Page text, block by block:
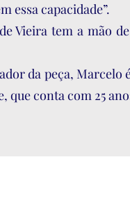
essa capacidade”.
Vieira tem a mão
da peça,
que conta com 25